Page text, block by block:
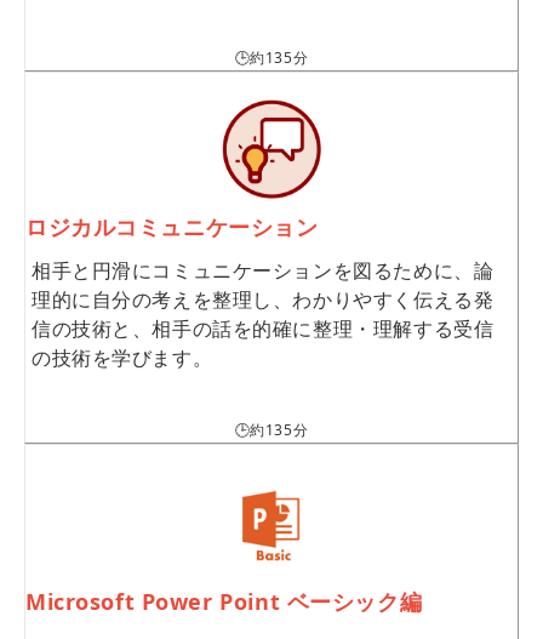
🕒約135分
ロジカルコミュニケーション
相手と円滑にコミュニケーションを図るために、論
理的に自分の考えを整理し、わかりやすく伝える発
信の技術と、相手の話を的確に整理・理解する受信
の技術を学びます。
🕒約135分
Microsoft Power Point ベーシック編